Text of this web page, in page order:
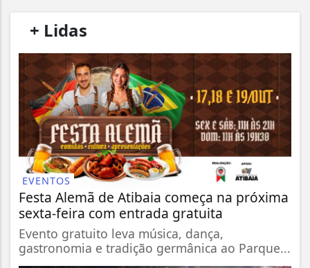
+ Lidas
EVENTOS
Festa Alemã de Atibaia começa na próxima
sexta-feira com entrada gratuita
Evento gratuito leva música, dança,
gastronomia e tradição germânica ao Parque...